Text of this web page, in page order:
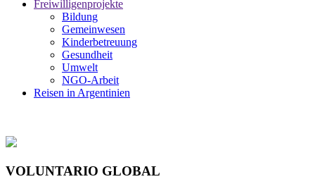
Freiwilligenprojekte
Bildung
Gemeinwesen
Kinderbetreuung
Gesundheit
Umwelt
NGO-Arbeit
Reisen in Argentinien
VOLUNTARIO GLOBAL